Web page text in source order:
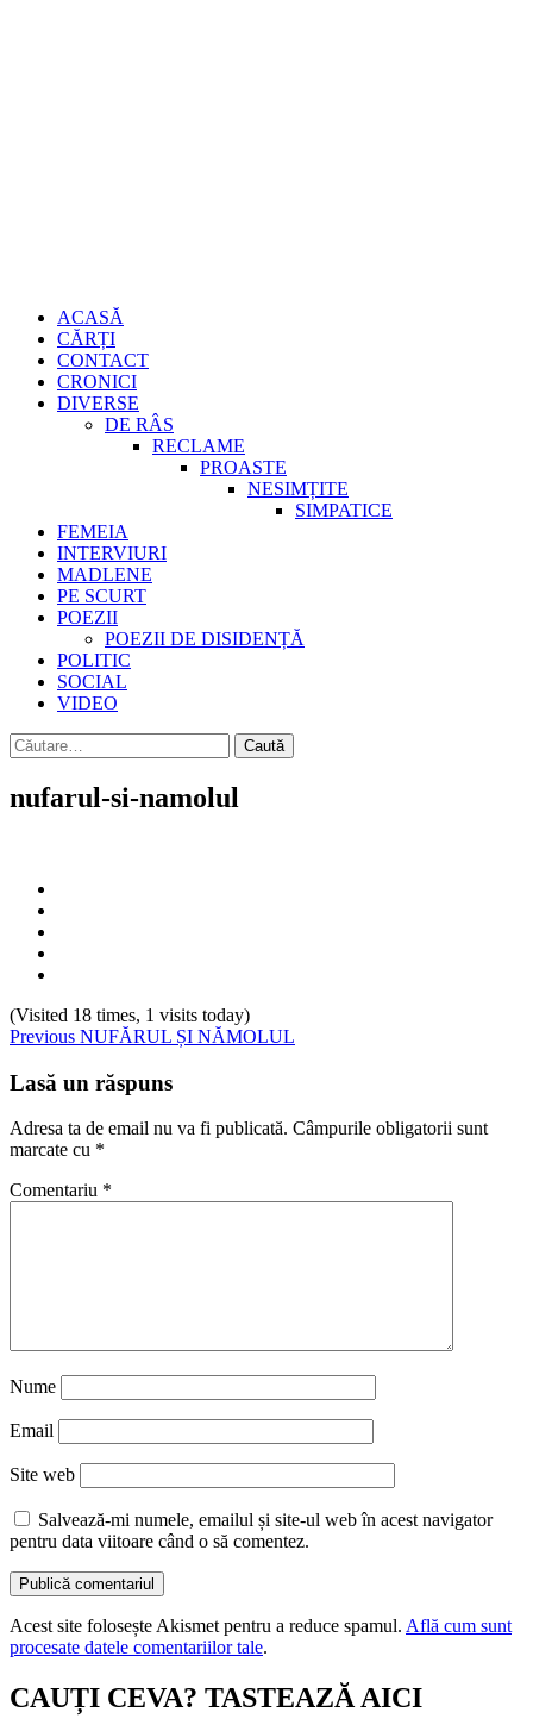
Primary
Menu
ACASĂ
CĂRȚI
CONTACT
CRONICI
DIVERSE
DE RÂS
RECLAME
PROASTE
NESIMȚITE
SIMPATICE
FEMEIA
INTERVIURI
MADLENE
PE SCURT
POEZII
POEZII DE DISIDENȚĂ
POLITIC
SOCIAL
VIDEO
Caută
după:
nufarul-si-namolul
(Visited 18 times, 1 visits today)
Continue
Reading
Previous NUFĂRUL ȘI NĂMOLUL
Lasă un răspuns
Adresa ta de email nu va fi publicată. Câmpurile obligatorii sunt
marcate cu *
Comentariu *
Nume
Email
Site web
Salvează-mi numele, emailul și site-ul web în acest navigator
pentru data viitoare când o să comentez.
Acest site folosește Akismet pentru a reduce spamul. Află cum sunt
procesate datele comentariilor tale.
CAUȚI CEVA? TASTEAZĂ AICI